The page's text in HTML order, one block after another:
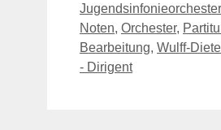
Noten, Orchester,
Bearbeitung, Wulff-
- Dirigent